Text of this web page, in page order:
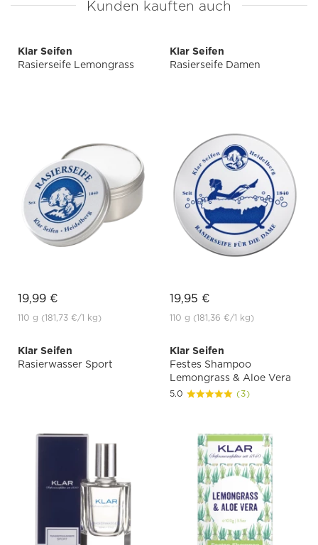
Kunden kauften auch
Klar Seifen
Rasierseife Lemongrass
19,99 €
110 g (181,73 €/1 kg)
Klar Seifen
Rasierseife Damen
19,95 €
110 g (181,36 €/1 kg)
Klar Seifen
Rasierwasser Sport
Klar Seifen
Festes Shampoo
Lemongrass & Aloe Vera
5.0 (3)